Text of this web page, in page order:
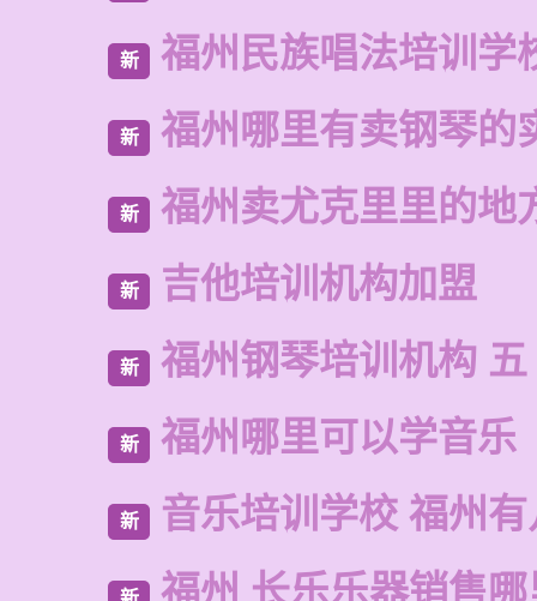
新 福州民族唱法培训学
新 福州哪里有卖钢琴的
新 福州卖尤克里里的地
新 吉他培训机构加盟
新 福州钢琴培训机构 五
新 福州哪里可以学音乐
新 音乐培训学校 福州
福州 长乐乐器销售